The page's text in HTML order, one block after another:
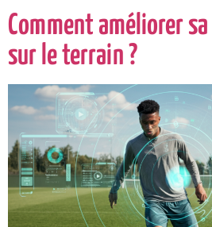
Comment améliorer
sur le terrain ?